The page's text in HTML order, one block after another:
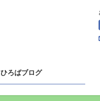
ひろばブログ